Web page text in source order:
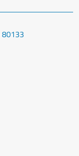
80133